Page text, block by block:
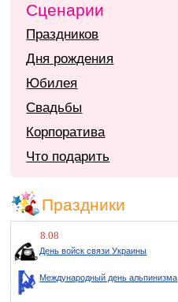
Сценарии
Праздников
Дня рождения
Юбилея
Свадьбы
Корпоратива
Что подарить
Праздники
8.08
День войск связи Украины
Международный день альпинизма